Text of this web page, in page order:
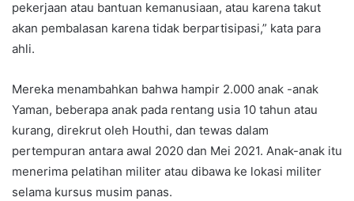
pekerjaan atau bantuan kemanusiaan, atau karena takut
akan pembalasan karena tidak berpartisipasi,” kata para
ahli.
Mereka menambahkan bahwa hampir 2.000 anak -anak
Yaman, beberapa anak pada rentang usia 10 tahun atau
kurang, direkrut oleh Houthi, dan tewas dalam
pertempuran antara awal 2020 dan Mei 2021. Anak-anak itu
menerima pelatihan militer atau dibawa ke lokasi militer
selama kursus musim panas.